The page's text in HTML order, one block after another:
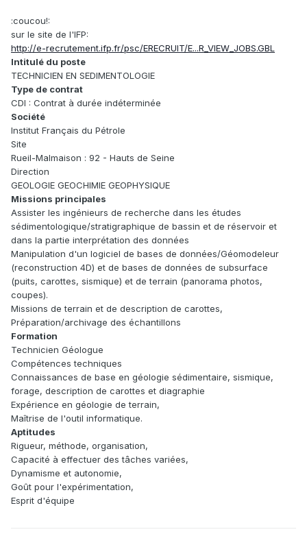
:coucou!:
sur le site de l'IFP:
http://e-recrutement.ifp.fr/psc/ERECRUIT/E...R_VIEW_JOBS.GBL
Intitulé du poste
TECHNICIEN EN SEDIMENTOLOGIE
Type de contrat
CDI : Contrat à durée indéterminée
Société
Institut Français du Pétrole
Site
Rueil-Malmaison : 92 - Hauts de Seine
Direction
GEOLOGIE GEOCHIMIE GEOPHYSIQUE
Missions principales
Assister les ingénieurs de recherche dans les études
sédimentologique/stratigraphique de bassin et de réservoir et
dans la partie interprétation des données
Manipulation d'un logiciel de bases de données/Géomodeleur
(reconstruction 4D) et de bases de données de subsurface
(puits, carottes, sismique) et de terrain (panorama photos,
coupes).
Missions de terrain et de description de carottes,
Préparation/archivage des échantillons
Formation
Technicien Géologue
Compétences techniques
Connaissances de base en géologie sédimentaire, sismique,
forage, description de carottes et diagraphie
Expérience en géologie de terrain,
Maîtrise de l'outil informatique.
Aptitudes
Rigueur, méthode, organisation,
Capacité à effectuer des tâches variées,
Dynamisme et autonomie,
Goût pour l'expérimentation,
Esprit d'équipe